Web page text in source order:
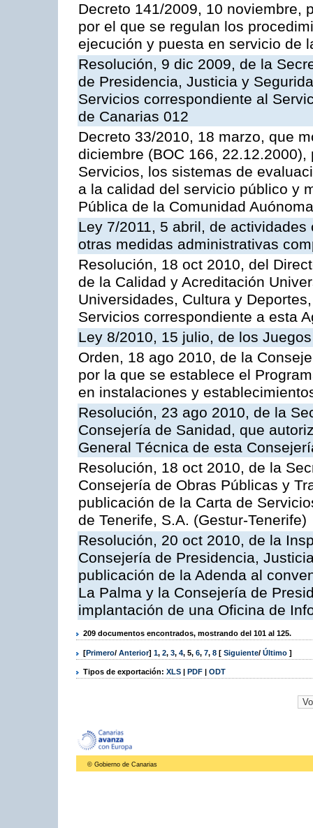
Decreto 141/2009, 10 noviembre,
por el que se regulan los
ejecución y puesta en servicio de
Resolución, 9 dic 2009, de la
de Presidencia, Justicia y
Servicios correspondiente al
de Canarias 012
Decreto 33/2010, 18 marzo, que
diciembre (BOC 166,
Servicios, los sistemas de
a la calidad del servicio público y
Pública de la Comunidad
Ley 7/2011, 5 abril, de
otras medidas administrativas
Resolución, 18 oct 2010, del
de la Calidad y Acreditación
Universidades, Cultura y
Servicios correspondiente a esta
Ley 8/2010, 15 julio, de los
Orden, 18 ago 2010, de la
por la que se establece el
en instalaciones y
Resolución, 23 ago 2010, de la
Consejería de Sanidad, que
General Técnica de esta
Resolución, 18 oct 2010, de la
Consejería de Obras Públicas y
publicación de la Carta de
de Tenerife, S.A. (Gestur-Tenerife)
Resolución, 20 oct 2010, de la
Consejería de Presidencia,
publicación de la Adenda al
La Palma y la Consejería de
implantación de una Oficina de
209 documentos encontrados, mostrando del 101 al 125.
[Primero/ Anterior] 1, 2, 3, 4, 5, 6, 7, 8 [ Siguiente/ Último ]
Tipos de exportación: XLS | PDF | ODT
© Gobierno de Canarias